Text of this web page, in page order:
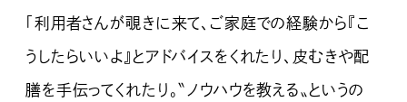
「利用者さんが覗きに来て、ご家庭での経験から『こ
うしたらいいよ』とアドバイスをくれたり、皮むきや配
膳を手伝ってくれたり。〝ノウハウを教える〟というの